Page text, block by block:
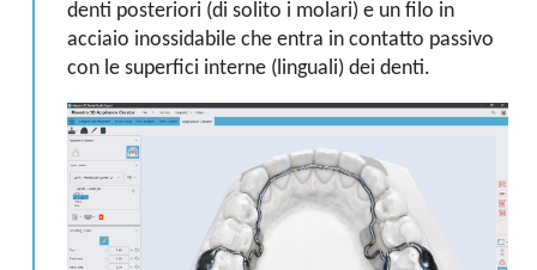
denti posteriori (di solito i molari) e un filo in
acciaio inossidabile che entra in contatto passivo
con le superfici interne (linguali) dei denti.